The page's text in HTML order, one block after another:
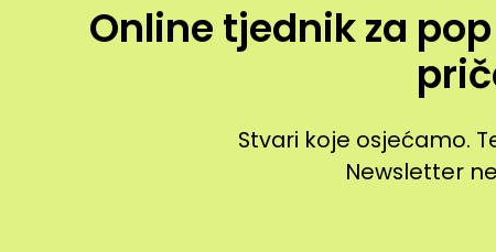
Online tjednik za
Stvari koje osjećamo.
Newsletter